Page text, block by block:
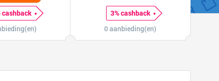
cashback
3% cashback
0 aanbieding(en)